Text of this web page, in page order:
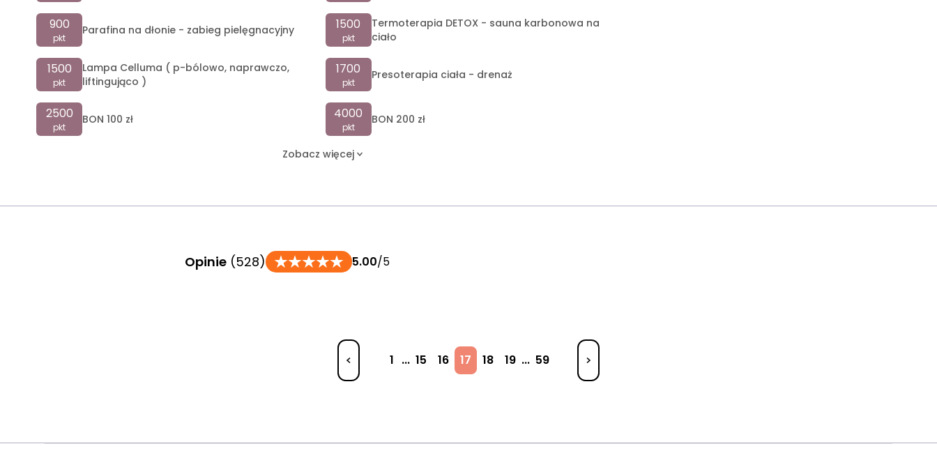
900
pkt
Parafina na dłonie - zabieg pielęgnacyjny 1500
pkt
Termoterapia DETOX - sauna karbonowa na
ciało
1500
pkt
Lampa Celluma ( p-bólowo, naprawczo,
liftingująco )
1700
pkt
Presoterapia ciała - drenaż
2500
pkt
BON 100 zł 4000
pkt
BON 200 zł
Zobacz więcej
Opinie (528) 5.00/5
1 ... 15 16 17 18 19 ... 59